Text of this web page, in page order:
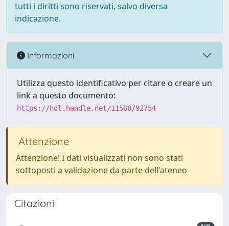
tutti i diritti sono riservati, salvo diversa
indicazione.
Informazioni
Utilizza questo identificativo per citare o creare un
link a questo documento:
https://hdl.handle.net/11568/92754
Attenzione
Attenzione! I dati visualizzati non sono stati
sottoposti a validazione da parte dell'ateneo
Citazioni